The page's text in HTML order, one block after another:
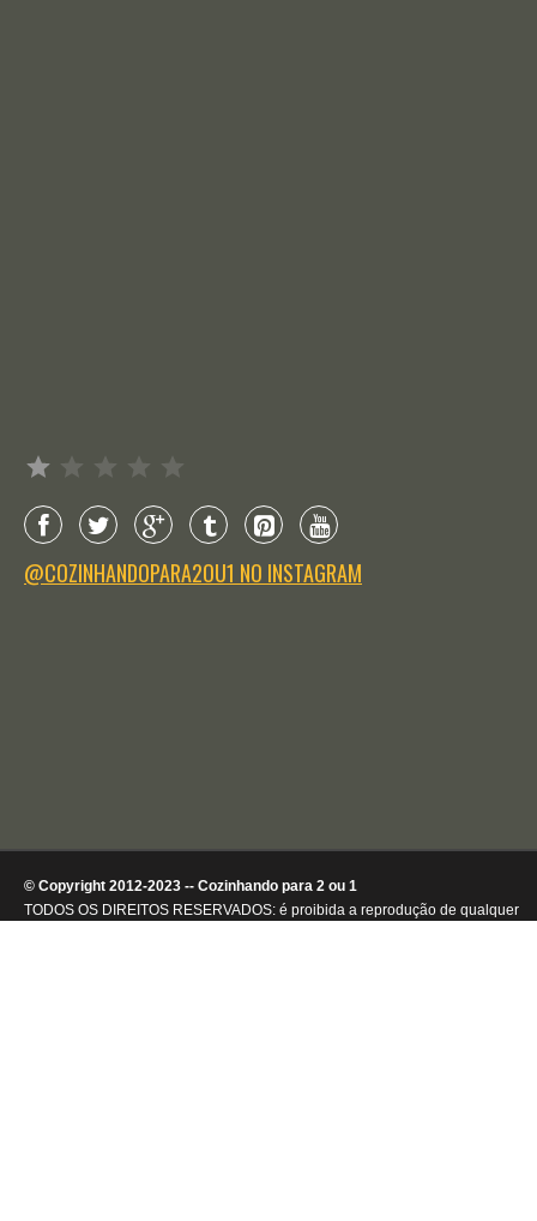
@COZINHANDOPARA2OU1 NO INSTAGRAM
© Copyright 2012-2023 -- Cozinhando para 2 ou 1
TODOS OS DIREITOS RESERVADOS: é proibida a reprodução de qualquer